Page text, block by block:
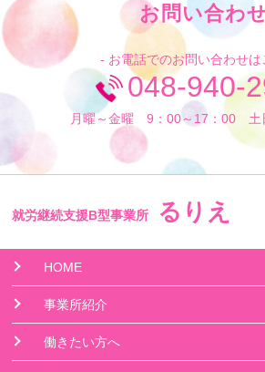
お問い合わ
- お電話でのお問い合わせは
048-940-
月曜～金曜 9：00～17：00 土
就労継続支援B型事業所 るりえ
HOME
事業所紹介
働きたい方へ